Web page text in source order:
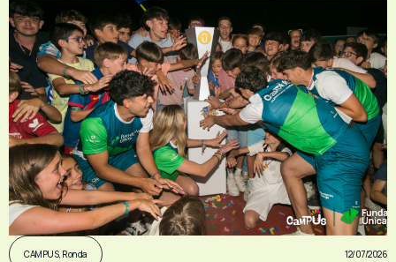
CAMPUS, Ronda 12/07/2026